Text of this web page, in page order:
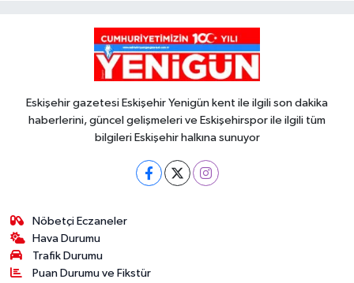
Eskişehir gazetesi Eskişehir Yenigün kent ile ilgili son dakika
haberlerini, güncel gelişmeleri ve Eskişehirspor ile ilgili tüm
bilgileri Eskişehir halkına sunuyor
Nöbetçi Eczaneler
Hava Durumu
Trafik Durumu
Puan Durumu ve Fikstür